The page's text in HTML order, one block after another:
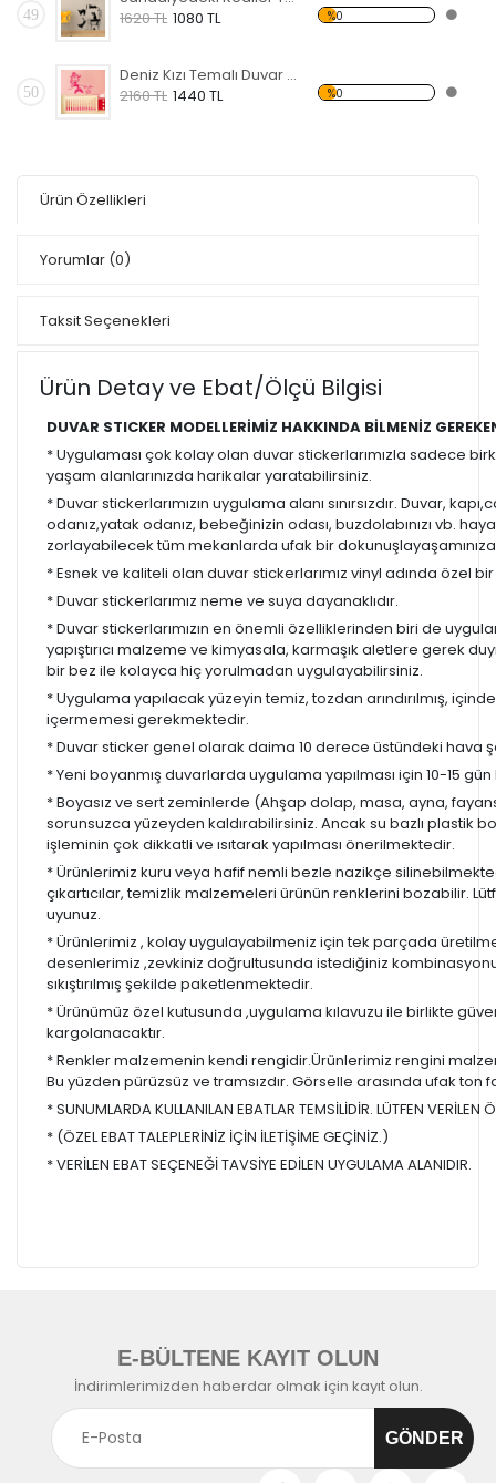
49
1620 TL 1080 TL %0
50
Deniz Kızı Temalı Duvar Sticker
2160 TL 1440 TL %0
Ürün Özellikleri
Yorumlar (0)
Taksit Seçenekleri
Ürün Detay ve Ebat/Ölçü Bilgisi
DUVAR STICKER MODELLERİMİZ HAKKINDA BİLMENİZ
* Uygulaması çok kolay olan duvar stickerlarımızla sadece
yaşam alanlarınızda harikalar yaratabilirsiniz.
* Duvar stickerlarımızın uygulama alanı sınırsızdır. Duvar,
odanız,yatak odanız, bebeğinizin odası, buzdolabınızı vb.
zorlayabilecek tüm mekanlarda ufak bir
* Esnek ve kaliteli olan duvar stickerlarımız vinyl adında özel
* Duvar stickerlarımız neme ve suya dayanaklıdır.
* Duvar stickerlarımızın en önemli özelliklerinden biri de
yapıştırıcı malzeme ve kimyasala, karmaşık aletlere gerek
bir bez ile kolayca hiç yorulmadan uygulayabilirsiniz.
* Uygulama yapılacak yüzeyin temiz, tozdan arındırılmış,
içermemesi gerekmektedir.
* Duvar sticker genel olarak daima 10 derece üstündeki hava
* Yeni boyanmış duvarlarda uygulama yapılması için 10-15
* Boyasız ve sert zeminlerde (Ahşap dolap, masa, ayna,
sorunsuzca yüzeyden kaldırabilirsiniz. Ancak su bazlı plastik
işleminin çok dikkatli ve ısıtarak yapılması önerilmektedir.
* Ürünlerimiz kuru veya hafif nemli bezle nazikçe
çıkartıcılar, temizlik malzemeleri ürünün renklerini bozabilir.
uyunuz.
* Ürünlerimiz , kolay uygulayabilmeniz için tek parçada
desenlerimiz ,zevkiniz doğrultusunda istediğiniz
sıkıştırılmış şekilde paketlenmektedir.
* Ürünümüz özel kutusunda ,uygulama kılavuzu ile birlikte
kargolanacaktır.
* Renkler malzemenin kendi rengidir.Ürünlerimiz rengini
Bu yüzden pürüzsüz ve tramsızdır. Görselle arasında ufak ton
* SUNUMLARDA KULLANILAN EBATLAR TEMSİLİDİR. LÜTFEN VERİLEN
* (ÖZEL EBAT TALEPLERİNİZ İÇİN İLETİŞİME GEÇİNİZ.)
* VERİLEN EBAT SEÇENEĞİ TAVSİYE EDİLEN UYGULAMA ALANIDIR.
E-BÜLTENE KAYIT OLUN
İndirimlerimizden haberdar olmak için kayıt olun.